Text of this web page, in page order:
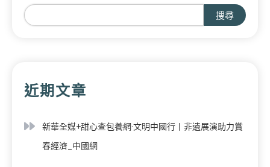
搜尋
近期文章
新華全媒+甜心查包養網·文明中國行丨非遺展演助力賞
春經濟_中國網